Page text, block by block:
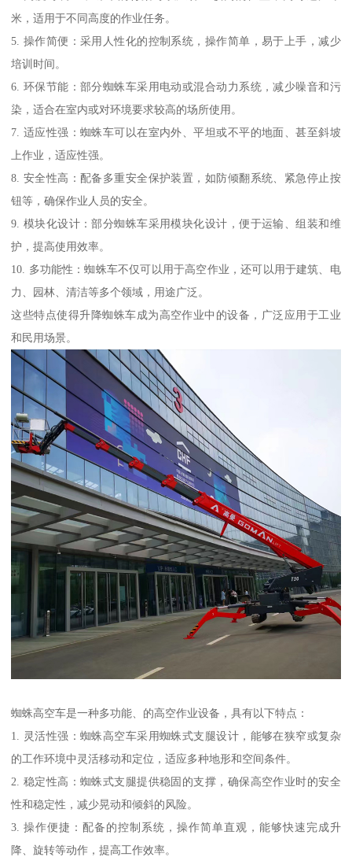
米，适用于不同高度的作业任务。
5. 操作简便：采用人性化的控制系统，操作简单，易于上手，减少
培训时间。
6. 环保节能：部分蜘蛛车采用电动或混合动力系统，减少噪音和污
染，适合在室内或对环境要求较高的场所使用。
7. 适应性强：蜘蛛车可以在室内外、平坦或不平的地面、甚至斜坡
上作业，适应性强。
8. 安全性高：配备多重安全保护装置，如防倾翻系统、紧急停止按
钮等，确保作业人员的安全。
9. 模块化设计：部分蜘蛛车采用模块化设计，便于运输、组装和维
护，提高使用效率。
10. 多功能性：蜘蛛车不仅可以用于高空作业，还可以用于建筑、电
力、园林、清洁等多个领域，用途广泛。
这些特点使得升降蜘蛛车成为高空作业中的设备，广泛应用于工业
和民用场景。
蜘蛛高空车是一种多功能、的高空作业设备，具有以下特点：
1. 灵活性强：蜘蛛高空车采用蜘蛛式支腿设计，能够在狭窄或复杂
的工作环境中灵活移动和定位，适应多种地形和空间条件。
2. 稳定性高：蜘蛛式支腿提供稳固的支撑，确保高空作业时的安全
性和稳定性，减少晃动和倾斜的风险。
3. 操作便捷：配备的控制系统，操作简单直观，能够快速完成升
降、旋转等动作，提高工作效率。